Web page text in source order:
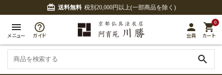
card_giftcard 送料無料 税別20,000円以上(一部商品を除く)
menu
メニュー ガイド
person
会員
0
shopping_cart
カート
search